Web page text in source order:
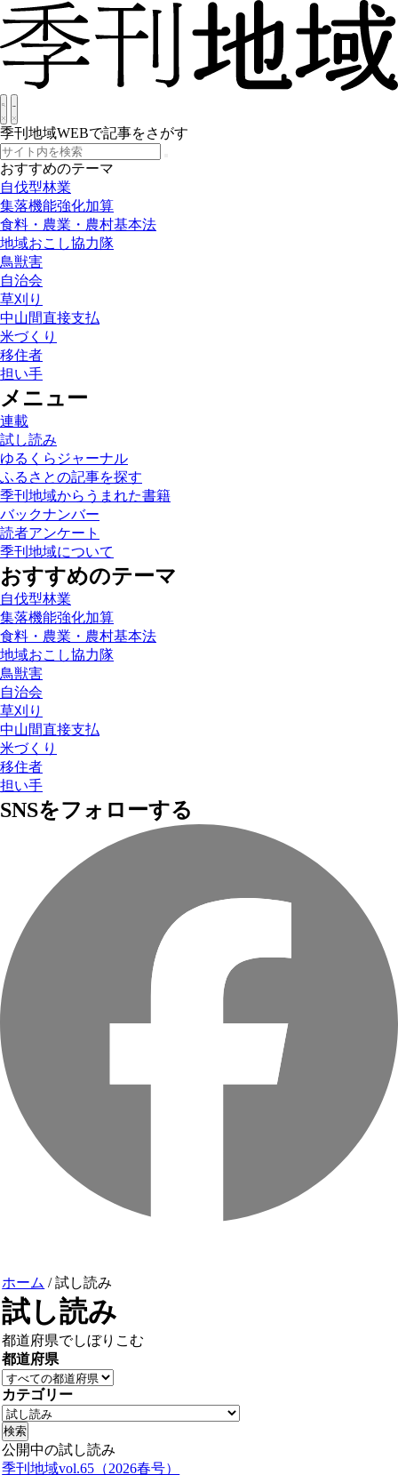
季刊地域WEBで記事をさがす
おすすめのテーマ
自伐型林業
集落機能強化加算
食料・農業・農村基本法
地域おこし協力隊
鳥獣害
自治会
草刈り
中山間直接支払
米づくり
移住者
担い手
メニュー
連載
試し読み
ゆるくらジャーナル
ふるさとの記事を探す
季刊地域からうまれた書籍
バックナンバー
読者アンケート
季刊地域について
おすすめのテーマ
自伐型林業
集落機能強化加算
食料・農業・農村基本法
地域おこし協力隊
鳥獣害
自治会
草刈り
中山間直接支払
米づくり
移住者
担い手
SNSをフォローする
ホーム /試し読み
試し読み
都道府県でしぼりこむ
都道府県
カテゴリー
公開中の試し読み
季刊地域vol.65（2026春号）